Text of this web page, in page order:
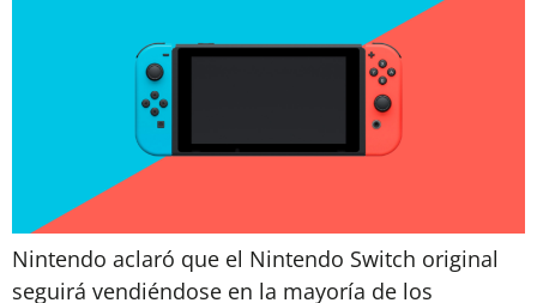
Nintendo aclaró que el Nintendo Switch original
seguirá vendiéndose en la mayoría de los